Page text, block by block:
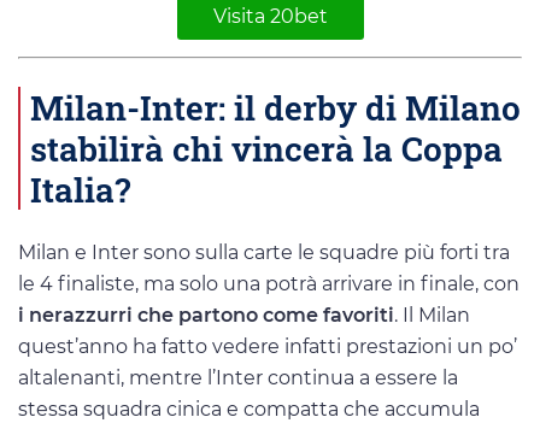
Visita 20bet
Milan-Inter: il derby di Milano
stabilirà chi vincerà la Coppa
Italia?
Milan e Inter sono sulla carte le squadre più forti tra
le 4 finaliste, ma solo una potrà arrivare in finale, con
i nerazzurri che partono come favoriti. Il Milan
quest’anno ha fatto vedere infatti prestazioni un po’
altalenanti, mentre l’Inter continua a essere la
stessa squadra cinica e compatta che accumula